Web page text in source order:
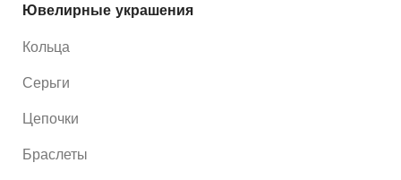
Ювелирные украшения
Кольца
Серьги
Цепочки
Браслеты